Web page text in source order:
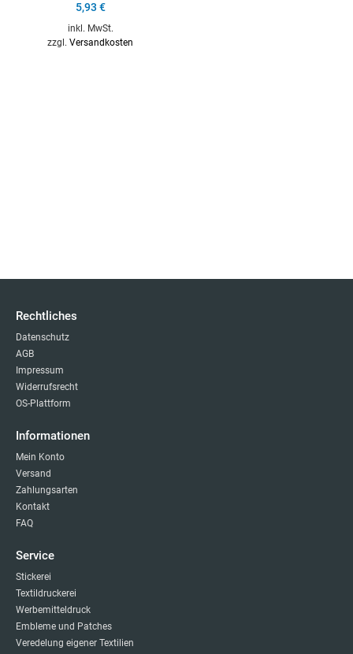
5,93 €
inkl. MwSt.
zzgl. Versandkosten
Rechtliches
Datenschutz
AGB
Impressum
Widerrufsrecht
OS-Plattform
Informationen
Mein Konto
Versand
Zahlungsarten
Kontakt
FAQ
Service
Stickerei
Textildruckerei
Werbemitteldruck
Embleme und Patches
Veredelung eigener Textilien